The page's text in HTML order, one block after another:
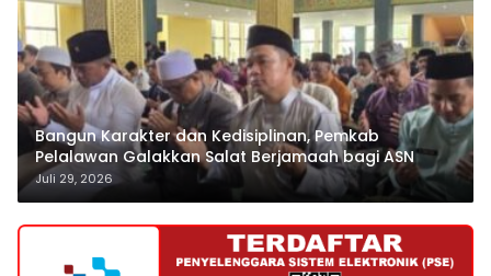
Bangun Karakter dan Kedisiplinan, Pemkab
Pelalawan Galakkan Salat Berjamaah bagi ASN
Juli 29, 2026